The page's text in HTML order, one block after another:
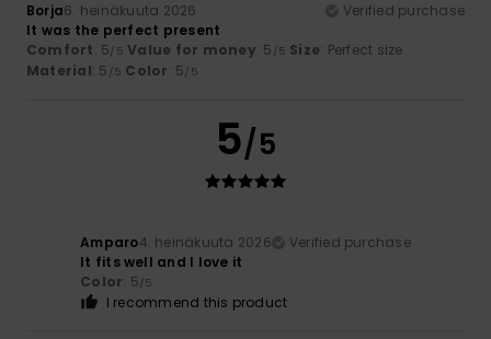
Borja6. heinäkuuta 2026
Verified purchase
It was the perfect present
Comfort: 5/5 Value for money: 5 /5 Size: Perfect size
Material: 5 /5 Color: 5/5
5/5
Amparo4. heinäkuuta 2026
Verified purchase
It fits well and I love it
Color: 5/5
I recommend this product